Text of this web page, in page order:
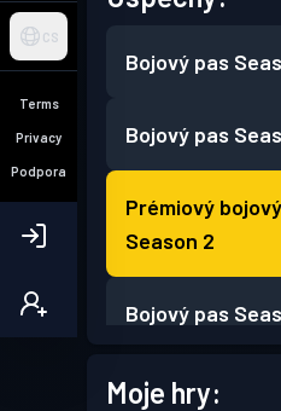
CS
Terms
Privacy
Podpora
Bojový pas
Bojový pas
Prémiový
Season 2
Bojový pas
Moje hry: